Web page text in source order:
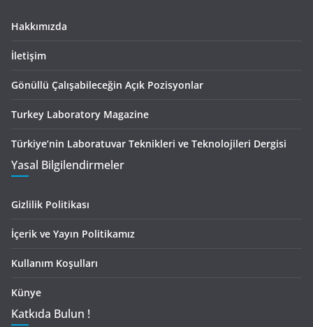
Hakkımızda
İletişim
Gönüllü Çalışabileceğin Açık Pozisyonlar
Turkey Laboratory Magazine
Türkiye’nin Laboratuvar Teknikleri ve Teknolojileri Dergisi
Yasal Bilgilendirmeler
Gizlilik Politikası
İçerik ve Yayın Politikamız
Kullanım Koşulları
Künye
Katkıda Bulun !